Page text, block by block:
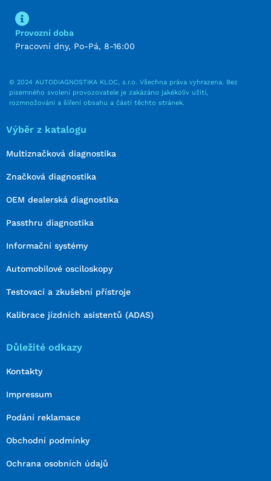
Provozní doba
Pracovní dny, Po-Pá, 8-16:00
© 2024 AUTODIAGNOSTIKA KLOC, s.r.o. Všechna práva vyhrazena. Bez
písemného svolení provozovatele je zakázáno jakékoliv užití,
rozmnožování a šíření obsahu a částí těchto stránek.
Výběr z katalogu
Multiznačková diagnostika
Značková diagnostika
OEM dealerská diagnostika
Passthru diagnostika
Informační systémy
Automobilové osciloskopy
Testovací a zkušební přístroje
Kalibrace jízdních asistentů (ADAS)
Důležité odkazy
Kontakty
Impressum
Podání reklamace
Obchodní podmínky
Ochrana osobních údajů